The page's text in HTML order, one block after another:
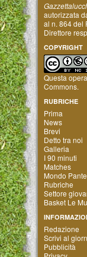
autorizzata
al n. 864 del
Direttore
COPYRIGHT
Questa
Commons.
RUBRICHE
Prima
News
Brevi
Detto tra noi
Galleria
I 90 minuti
Matches
Mondo
Rubriche
Settore
Basket Le
Redazione
Scrivi al
Pubblicità